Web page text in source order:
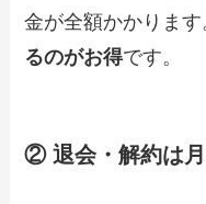
金が全額かかります
るのがお得です。
② 退会・解約は